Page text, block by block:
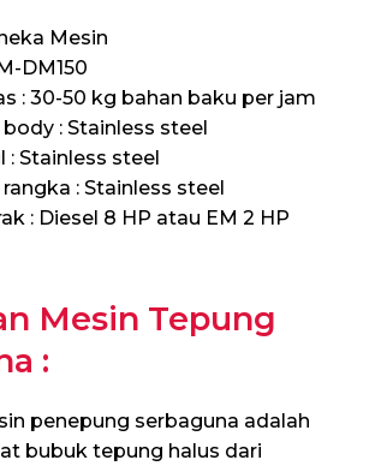
Mesin
DM150
: 30-50 kg bahan baku per jam
: Stainless steel
: Stainless steel
: Stainless steel
: Diesel 8 HP atau EM 2 HP
Mesin Tepung
:
penepung serbaguna adalah
bubuk tepung halus dari